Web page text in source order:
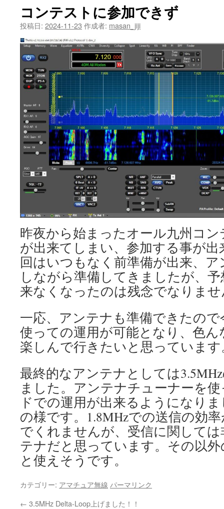
コンテストに参加できず
投稿日: 2024-11-23 作成者: masan_jiji
昨夜から始まったオール九州コ
が出来てしまい、参加する事が
回はいつもなく前準備が出来、
しながら準備してきましたが、
来なくなったのは残念でなりま
一応、アンテナも準備できたの
使っての運用が可能となり、色
楽しんで行きたいと思っています
最終的なアンテナとしては
ました。アンテナチューナーを
ドでの運用が出来るようになり
の様です。1.8MHzでの送信の効
でくれませんが、受信に関して
テナだと思っています。その以
と使えそうです。
カテゴリー: アマチュア無線 パーマリンク
← 3.5MHz Delta-Loop上げました！！